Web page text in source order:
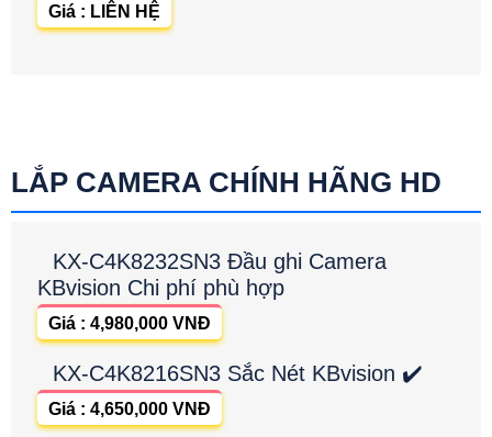
Giá : LIÊN HỆ
LẮP CAMERA CHÍNH HÃNG HD
KX-C4K8232SN3 Đầu ghi Camera
KBvision Chi phí phù hợp
Giá : 4,980,000 VNĐ
KX-C4K8216SN3 Sắc Nét KBvision ✔️
Giá : 4,650,000 VNĐ